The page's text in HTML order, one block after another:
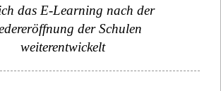
das E-Learning nach der
der Schulen
weiterentwickelt